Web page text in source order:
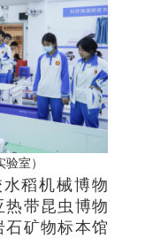
室）
稻机械博物
带昆虫博物
矿物标本馆